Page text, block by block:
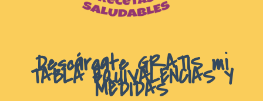
Descárgate GRATIS mi
TABLA EQUIVALENCIAS Y
MEDIDAS